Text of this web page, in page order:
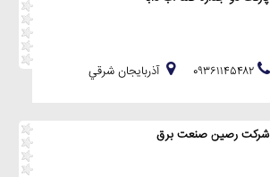
آذربايجان شرقي
شرکت رصین صنعت برق